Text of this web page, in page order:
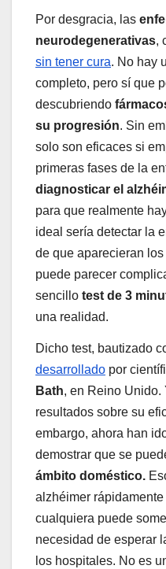
Por desgracia, las
neurodegenerativas,
sin tener cura. No hay
completo, pero sí que
descubriendo
su progresión. Sin
solo son eficaces si
primeras fases de la
diagnosticar el
para que realmente
ideal sería detectar la
de que aparecieran
puede parecer
sencillo test de 3
una realidad.
Dicho test, bautizado
desarrollado por
Bath, en Reino
resultados sobre su
embargo, ahora han
demostrar que se
ámbito doméstico.
alzhéimer
cualquiera puede
necesidad de esperar
los hospitales. No es